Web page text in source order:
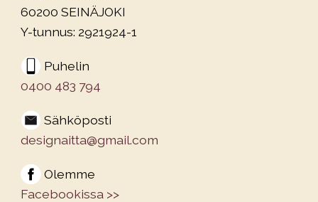
60200 SEINÄJOKI
Y-tunnus: 2921924-1
Puhelin
0400 483 794
Sähköposti
designaitta@gmail.com
Olemme
Facebookissa >>